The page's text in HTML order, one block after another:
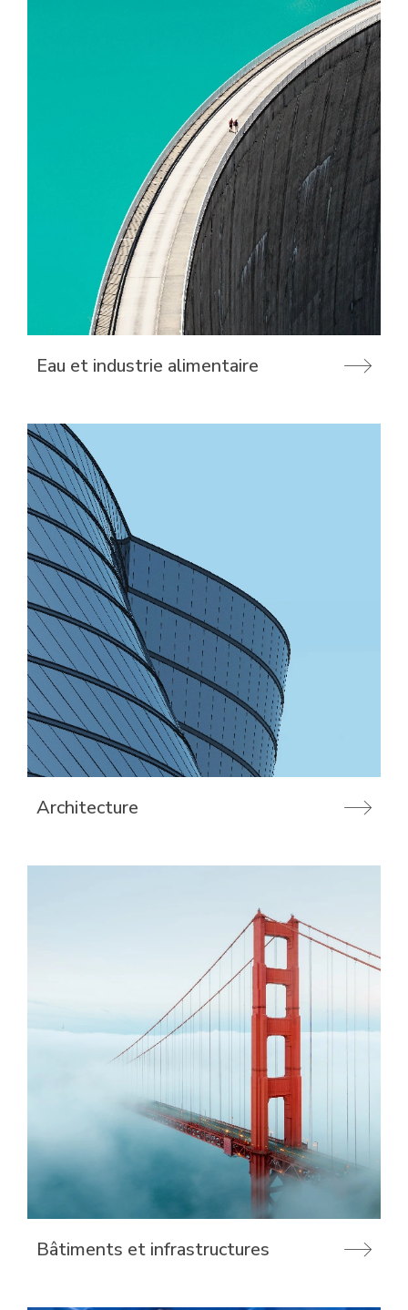
Eau et industrie alimentaire
Architecture
Bâtiments et infrastructures